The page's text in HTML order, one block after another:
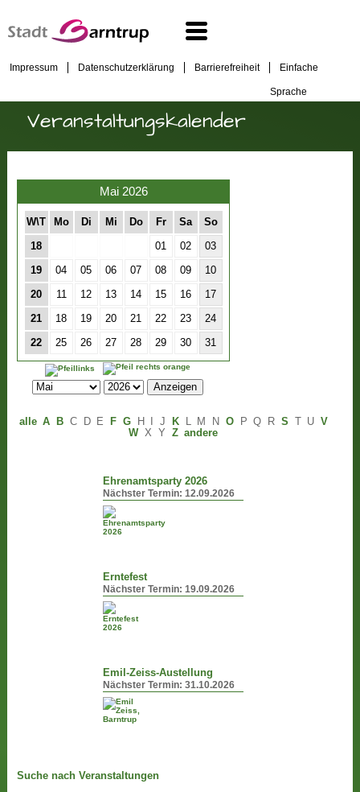
Impressum Datenschutzerklärung Barrierefreiheit Einfache
Sprache
Veranstaltungskalender
Mai 2026
W\T Mo Di Mi Do Fr Sa So
18 01 02 03
19 04 05 06 07 08 09 10
20 11 12 13 14 15 16 17
21 18 19 20 21 22 23 24
22 25 26 27 28 29 30 31
alle A B C D E F G H J K L M N O P Q R S U V
W X Y Z andere
Ehrenamtsparty 2026
Nächster Termin:12.09.2026
Erntefest
Nächster Termin:19.09.2026
Emil-Zeiss-Austellung
Nächster Termin:31.10.2026
Suche nach Veranstaltungen